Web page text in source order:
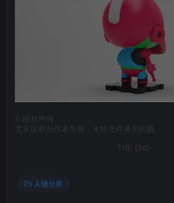
版权声明
文章版权归作者所有，未经允许请勿转载。
THE END
人物分类